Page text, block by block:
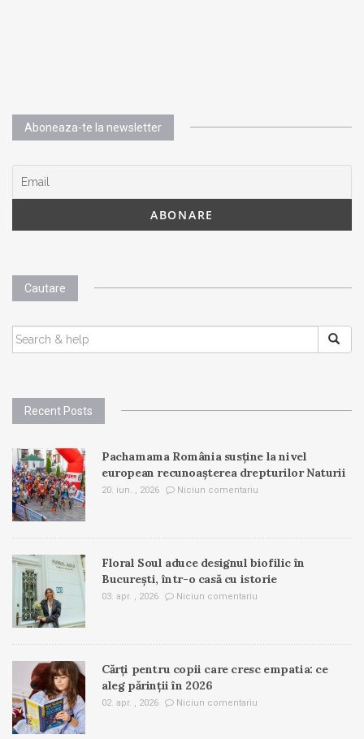
Aboneaza-te la newsletter
Cautare
SEARCH
FOR:
Recent Posts
Pachamama România susține la nivel
european recunoașterea drepturilor Naturii
20. iun. , 2026 Niciun comentariu
Floral Soul aduce designul biofilic în
București, într-o casă cu istorie
03. apr. , 2026 Niciun comentariu
Cărți pentru copii care cresc empatia: ce
aleg părinții în 2026
02. apr. , 2026 Niciun comentariu